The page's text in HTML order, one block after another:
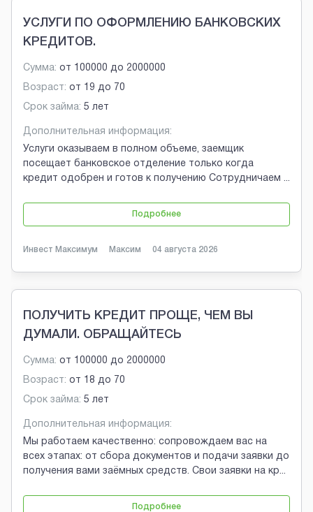
УСЛУГИ ПО ОФОРМЛЕНИЮ БАНКОВСКИХ
КРЕДИТОВ.
Сумма: от 100000 до 2000000
Возраст: от 19 до 70
Срок займа: 5 лет
Дополнительная информация:
Услуги оказываем в полном объеме, заемщик
посещает банковское отделение только когда
кредит одобрен и готов к получению Сотрудничаем ...
Подробнее
Инвест Максимум Максим 04 августа 2026
ПОЛУЧИТЬ КРЕДИТ ПРОЩЕ, ЧЕМ ВЫ
ДУМАЛИ. ОБРАЩАЙТЕСЬ
Сумма: от 100000 до 2000000
Возраст: от 18 до 70
Срок займа: 5 лет
Дополнительная информация:
Мы работаем качественно: сопровождаем вас на
всех этапах: от сбора документов и подачи заявки до
получения вами заёмных средств. Свои заявки на кр...
Подробнее